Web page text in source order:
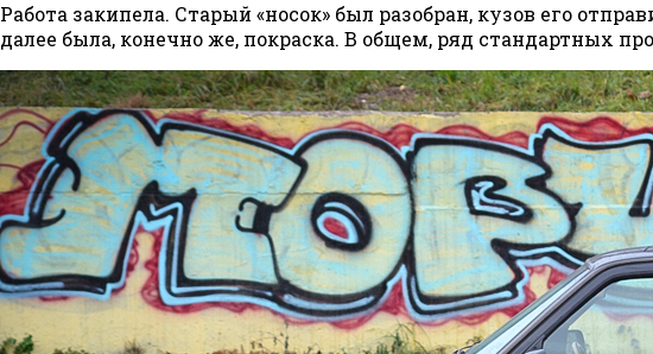
Работа закипела. Старый «носок» был разобран, кузов его
далее была, конечно же, покраска. В общем, ряд стандартных